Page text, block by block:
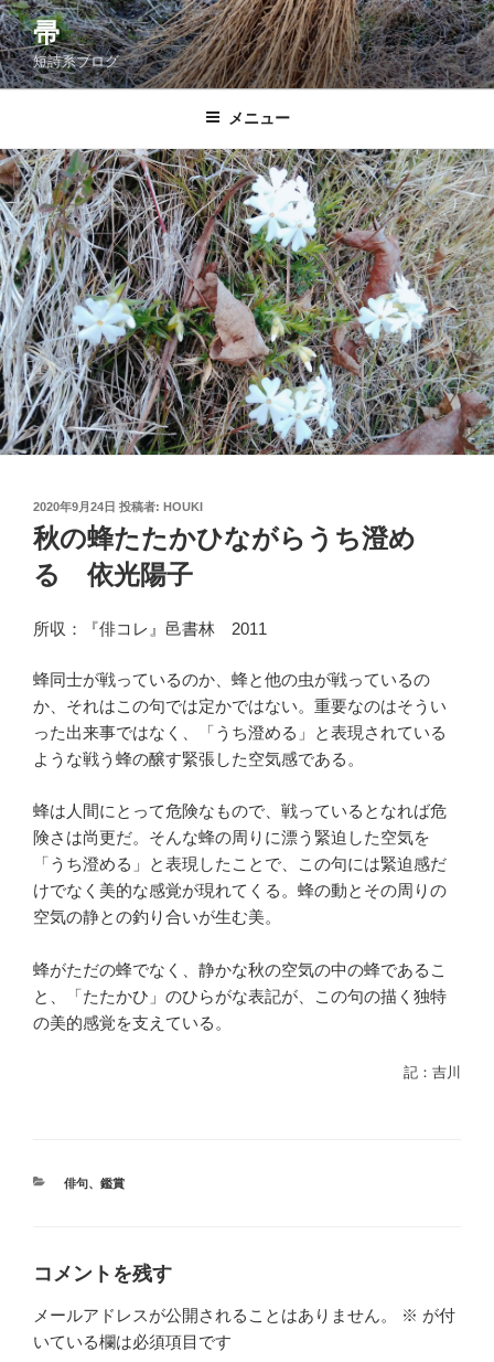
コ
ン
テ
ン
ス
キ
ッ
プ
帚
短詩系ブログ
メニュー
投
稿
日:
2020年9月24日 投稿者: HOUKI
秋の蜂たたかひながらうち澄め
る 依光陽子
所収：『俳コレ』邑書林 2011
蜂同士が戦っているのか、蜂と他の虫が戦っているの
か、それはこの句では定かではない。重要なのはそうい
った出来事ではなく、「うち澄める」と表現されている
ような戦う蜂の醸す緊張した空気感である。
蜂は人間にとって危険なもので、戦っているとなれば危
険さは尚更だ。そんな蜂の周りに漂う緊迫した空気を
「うち澄める」と表現したことで、この句には緊迫感だ
けでなく美的な感覚が現れてくる。蜂の動とその周りの
空気の静との釣り合いが生む美。
蜂がただの蜂でなく、静かな秋の空気の中の蜂であるこ
と、「たたかひ」のひらがな表記が、この句の描く独特
の美的感覚を支えている。
記：吉川
カ
俳句、 鑑賞
コメントを残す
メールアドレスが公開されることはありません。 ※ が付
いている欄は必須項目です